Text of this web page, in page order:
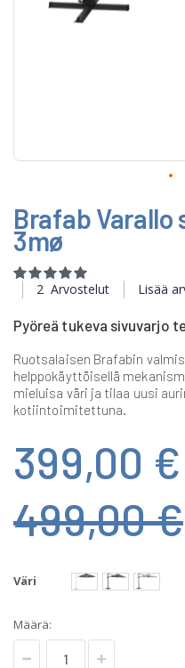
to
the
beginning
the
images
Brafab Varallo
3mø
Rating:
100
100
2 Arvostelut Lisää
Pyöreä tukeva sivuvarjo
Ruotsalaisen Brafabin
helppokäyttöisellä
mieluisa väri ja tilaa uusi
kotiintoimitettuna.
399,00 €
499,00 €
Väri
Määrä: